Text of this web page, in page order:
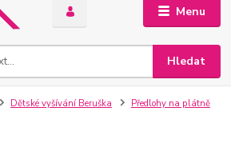
Menu
Hledat
Dětské vyšívání Beruška
Předlohy na plátně